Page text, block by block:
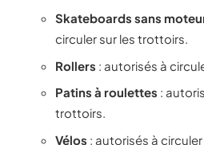
Skateboards sans
circuler sur les trottoirs.
Rollers : autorisés à
Patins à roulettes :
trottoirs.
Vélos : autorisés à